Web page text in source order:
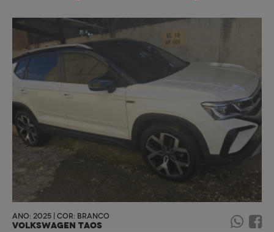
ANO: 2025 | COR: BRANCO
VOLKSWAGEN TAOS